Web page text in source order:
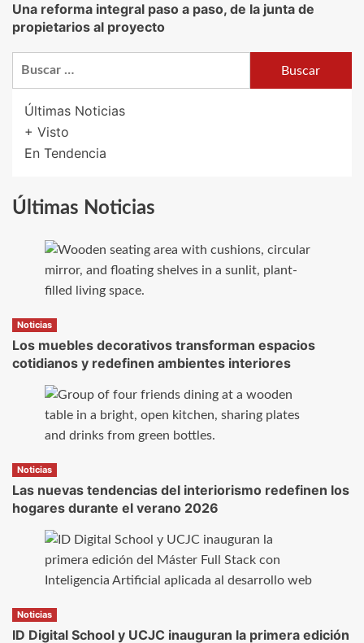
Una reforma integral paso a paso, de la junta de
propietarios al proyecto
Últimas Noticias
+ Visto
En Tendencia
Últimas Noticias
Noticias
Los muebles decorativos transforman espacios
cotidianos y redefinen ambientes interiores
Noticias
Las nuevas tendencias del interiorismo redefinen los
hogares durante el verano 2026
Noticias
ID Digital School y UCJC inauguran la primera edición